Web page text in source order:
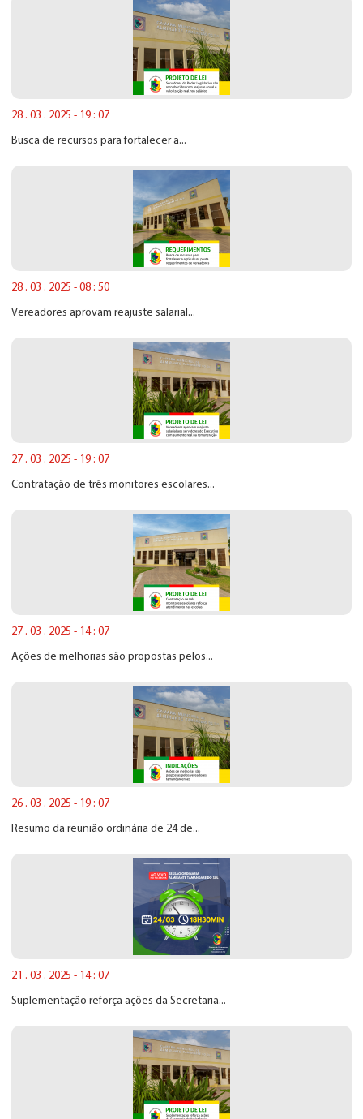
28 . 03 . 2025 - 19 : 07
Busca de recursos para fortalecer a...
28 . 03 . 2025 - 08 : 50
Vereadores aprovam reajuste salarial...
27 . 03 . 2025 - 19 : 07
Contratação de três monitores escolares...
27 . 03 . 2025 - 14 : 07
Ações de melhorias são propostas pelos...
26 . 03 . 2025 - 19 : 07
Resumo da reunião ordinária de 24 de...
21 . 03 . 2025 - 14 : 07
Suplementação reforça ações da Secretaria...